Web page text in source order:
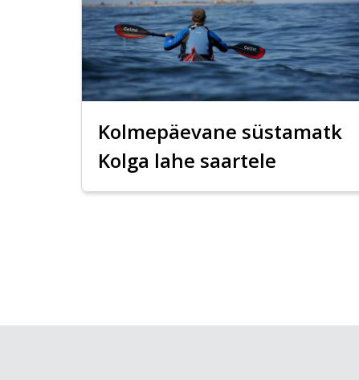
Kolmepäevane süstamatk
Kolga lahe saartele